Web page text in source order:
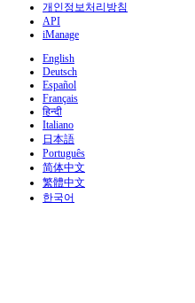
개인정보처리방침
API
iManage
English
Deutsch
Español
Français
हिन्दी
Italiano
日本語
Português
简体中文
繁體中文
한국어